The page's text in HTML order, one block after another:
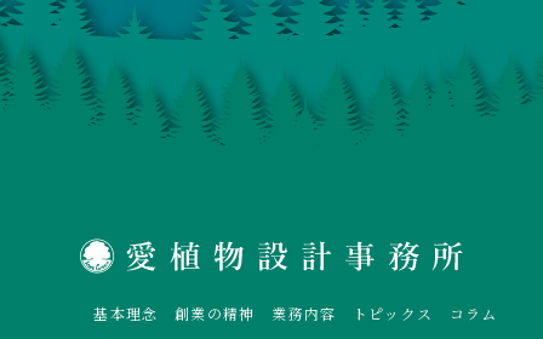
基本理念 創業の精神 業務内容 トピックス コラム